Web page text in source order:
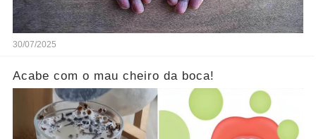
30/07/2025
Acabe com o mau cheiro da boca!